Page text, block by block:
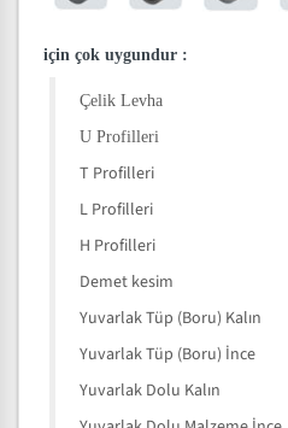
için çok uygundur :
Çelik Levha
U Profilleri
T Profilleri
L Profilleri
H Profilleri
Demet kesim
Yuvarlak Tüp (Boru) Kalın
Yuvarlak Tüp (Boru) İnce
Yuvarlak Dolu Kalın